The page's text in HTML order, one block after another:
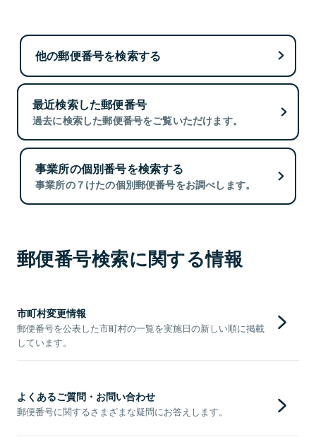
他の郵便番号を検索する
最近検索した郵便番号
過去に検索した郵便番号をご覧いただけます。
事業所の個別番号を検索する
事業所の７けたの個別郵便番号をお調べします。
郵便番号検索に関する情報
市町村変更情報
郵便番号を公表した市町村の一覧を実施日の新しい順に掲載
しています。
よくあるご質問・お問い合わせ
郵便番号に関するさまざまな疑問にお答えします。